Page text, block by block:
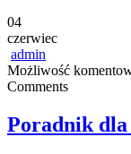
04
czerwiec
admin
Możliwość
Comments
Poradnik